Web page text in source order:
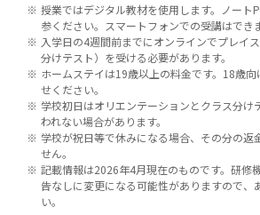
授業ではデジタル教材を使用します。ノート
参ください。スマートフォンでの受講はでき
入学日の4週間前までにオンラインでプレイ
分けテスト）を受ける必要があります。
ホームステイは19歳以上の料金です。18歳
せください。
学校初日はオリエンテーションとクラス分け
われない場合があります。
学校が祝日等で休みになる場合、その分の返
せん。
記載情報は2026年4月現在のものです。研修
告なしに変更になる可能性がありますので、
い。